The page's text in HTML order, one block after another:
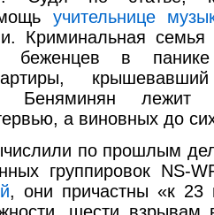
учительнице
Криминальная семья
беженцев в
Беняминян лежит
а виновных до
по прошлым
группировок NS-
, они причастны «к 23
шести взрывам